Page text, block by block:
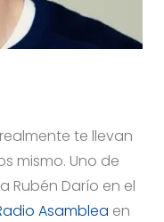
te llevan
mismo. Uno de
Rubén Darío en el
Asamblea en